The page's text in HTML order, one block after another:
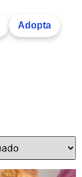
Adopta